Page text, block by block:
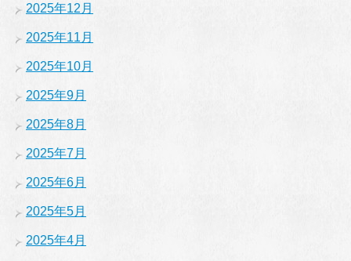
2025年12月
2025年11月
2025年10月
2025年9月
2025年8月
2025年7月
2025年6月
2025年5月
2025年4月